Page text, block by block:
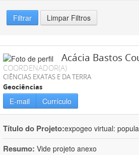
Filtrar Limpar Filtros
Acácia Bastos
COORDENADOR(A)
CIÊNCIAS EXATAS E DA TERRA
Geociências
E-mail Currículo
Título do Projeto:expogeo virtual:
Resumo: Vide projeto anexo